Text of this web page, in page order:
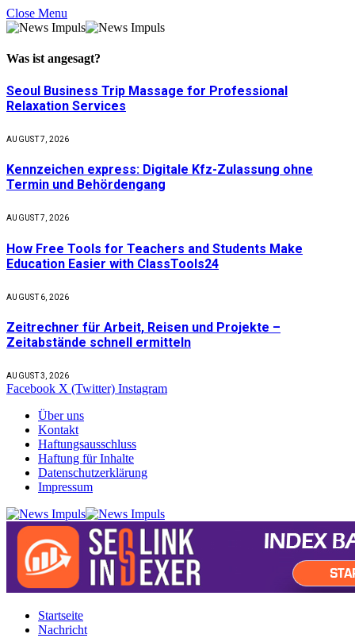
Close Menu
Was ist angesagt?
Seoul Business Trip Massage for Professional
Relaxation Services
AUGUST 7, 2026
Kennzeichen express: Digitale Kfz-Zulassung ohne
Termin und Behördengang
AUGUST 7, 2026
How Free Tools for Teachers and Students Make
Education Easier with ClassTools24
AUGUST 6, 2026
Zeitrechner für Arbeit, Reisen und Projekte –
Zeitabstände schnell ermitteln
AUGUST 3, 2026
Facebook X (Twitter) Instagram
Über uns
Kontakt
Haftungsausschluss
Haftung für Inhalte
Datenschutzerklärung
Impressum
Startseite
Nachricht